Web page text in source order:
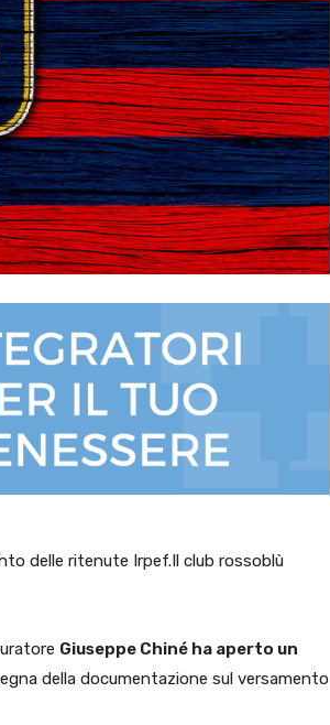
delle ritenute Irpef.Il club rossoblù
Giuseppe Chiné ha aperto un
della documentazione sul versamento